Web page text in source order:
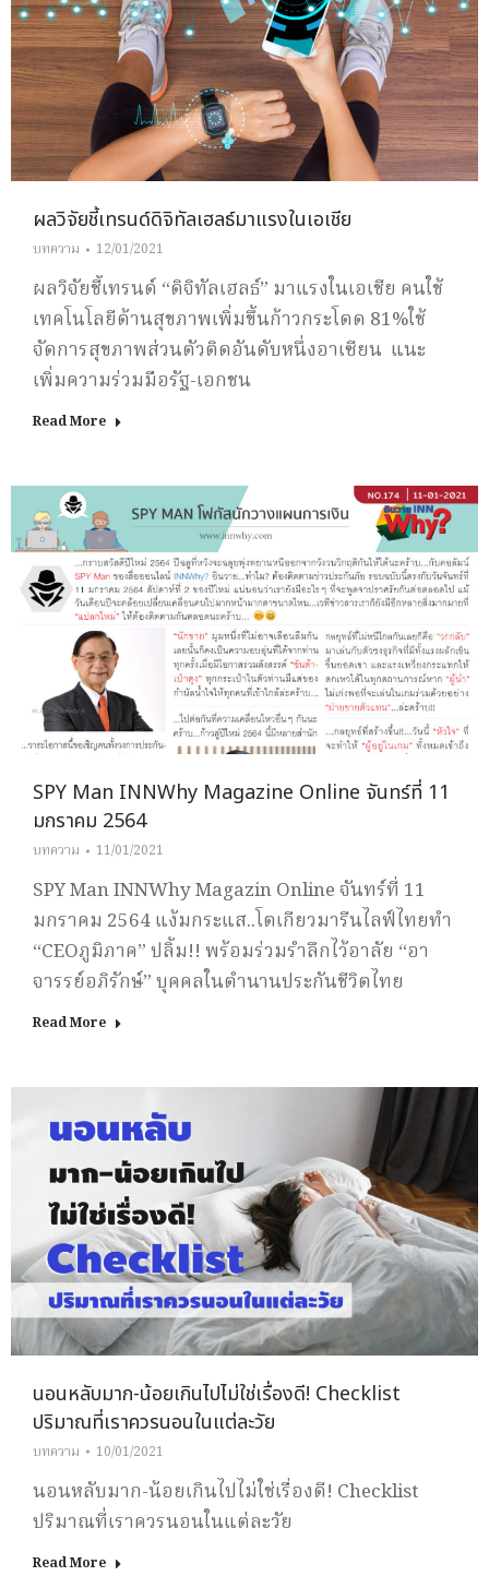
ผลวิจัยชี้เทรนด์ดิจิทัลเฮลธ์มาแรงในเอเชีย
บทความ 12/01/2021
ผลวิจัยชี้เทรนด์ “ดิจิทัลเฮลธ์” มาแรงในเอเชีย คนใช้
เทคโนโลยีด้านสุขภาพเพิ่มขึ้นก้าวกระโดด 81%ใช้
จัดการสุขภาพส่วนตัวติดอันดับหนึ่งอาเซียน แนะ
เพิ่มความร่วมมือรัฐ-เอกชน
Read More
SPY Man INNWhy Magazine Online จันทร์ที่ 11
มกราคม 2564
บทความ 11/01/2021
SPY Man INNWhy Magazin Online จันทร์ที่ 11
มกราคม 2564 แง้มกระแส..โตเกียวมารีนไลฟ์ไทยทำ
“CEOภูมิภาค” ปลิ้ม!! พร้อมร่วมรำลึกไว้อาลัย “อา
จารรย์อภิรักษ์” บุคคลในตำนานประกันชีวิตไทย
Read More
นอนหลับมาก-น้อยเกินไปไม่ใช่เรื่องดี! Checklist
ปริมาณที่เราควรนอนในแต่ละวัย
บทความ 10/01/2021
นอนหลับมาก-น้อยเกินไปไม่ใช่เรื่องดี! Checklist
ปริมาณที่เราควรนอนในแต่ละวัย
Read More